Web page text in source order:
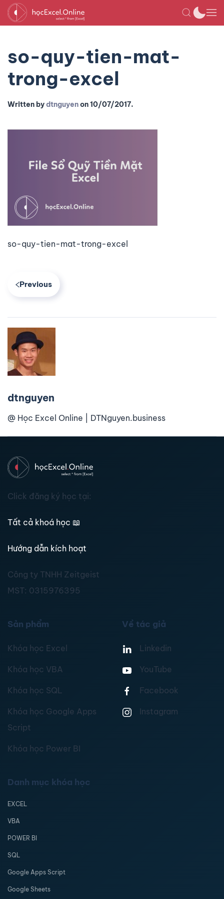
so-quy-tien-mat-
trong-excel
Written bydtnguyenon10/07/2017.
so-quy-tien-mat-trong-excel
Previous
dtnguyen
@ Học Excel Online | DTNguyen.business
Click đăng ký học tại:
Tất cả khoá học 📖
Hướng dẫn kích hoạt
Công ty TNHH Zeitgeist
MST: 0315976395
Sản phẩm
Khóa học Excel
Khóa học VBA
Khóa học SQL
Khóa học Google Apps
Script
Khóa học Power BI
Về tác giả
Linkedin
YouTube
Facebook
Instagram
Danh mục khóa học
EXCEL
VBA
POWER BI
SQL
Google Apps Script
Google Sheets